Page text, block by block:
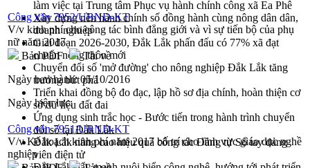
làm việc tại Trung tâm Phục vụ hành chính công xã Ea Phê
Xây dựng nền hành chính số đồng hành cùng nông dân dân,
doanh nghiệp
Giai đoạn 2026-2030, Đắk Lắk phấn đấu có 77% xã đạt
chuẩn nông thôn mới
Chuyển đổi số 'mở đường' cho nông nghiệp Đắk Lắk tăng
trưởng bứt phá
Triển khai đồng bộ đo đạc, lập hồ sơ địa chính, hoàn thiện cơ
sở dữ liệu đất đai
Ứng dụng sinh trắc học - Bước tiến trong hành trình chuyển
đổi số tại Đắk Lắk
Đắk Lắk nâng cao hiệu quả công tác Đảng từ Sổ tay đảng
viên điện tử
Công văn 7952/UBND-KT
V/v kinh phí cho công tác bình đẳng giới và vì sự tiến bộ của phụ
nữ năm 2017
Bản PDF
Tải về
Ngày ban hành:05/10/2016
Ngày hiệu lực:
Công văn 7951/UBND-KT
V/v Kế hoạch kinh phí năm 2017 bố trí cho lĩnh vực giáo dục nghề
nghiệp